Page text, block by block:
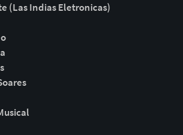
(Las Indias Eletronicas)